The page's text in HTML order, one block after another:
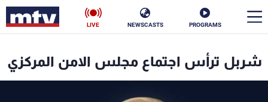
PROGRAMS
NEWSCASTS
LIVE
شربل ترأس اجتماع مجلس الامن المركزي
الأخبار